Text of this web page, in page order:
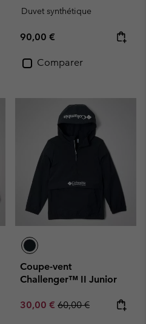
Duvet synthétique
Regular price:
90,00 €
Comparer
Coupe-vent
Challenger™ II Junior
Sale price:
30,00 € Regular price:
60,00 €